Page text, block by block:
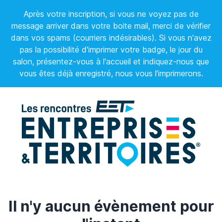
Après votre inscription, si vous ne voyez pas de
message arriver dans votre boite mail, merci de vérifier
dans vos spams (courriers indésirables). Si vous n'avez
pas la possibilité d'imprimer votre badge, le jour du
salon, présentez-vous à l'accueil et indiquez-nous que
vous êtes déjà enregistré, nous vous l'imprimerons.
Il n'y aucun évènement pour